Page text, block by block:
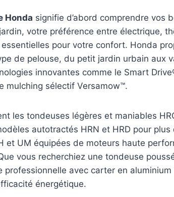
Honda signifie d’abord comprendre vos
votre préférence entre électrique,
pour votre confort. Honda
de pelouse, du petit jardin urbain aux
innovantes comme le Smart
mulching sélectif Versamow™.
les tondeuses légères et maniables
autotractés HRN et HRD pour
et UM équipées de moteurs haute
vous recherchiez une tondeuse
professionnelle avec carter en
énergétique.